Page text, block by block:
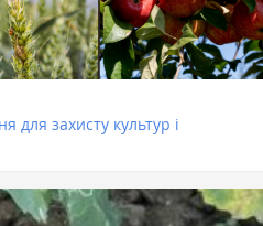
для захисту культур і